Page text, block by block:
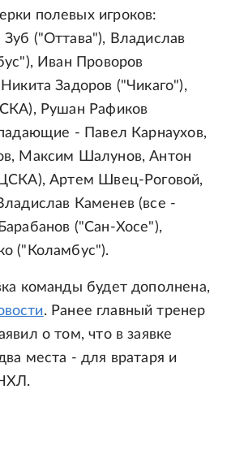
полевых игроков:
("Оттава"), Владислав
Иван Проворов
Задоров ("Чикаго"),
Рушан Рафиков
- Павел Карнаухов,
Максим Шалунов, Антон
Артем Швец-Роговой,
Каменев (все -
("Сан-Хосе"),
("Коламбус").
команды будет дополнена,
. Ранее главный тренер
о том, что в заявке
места - для вратаря и